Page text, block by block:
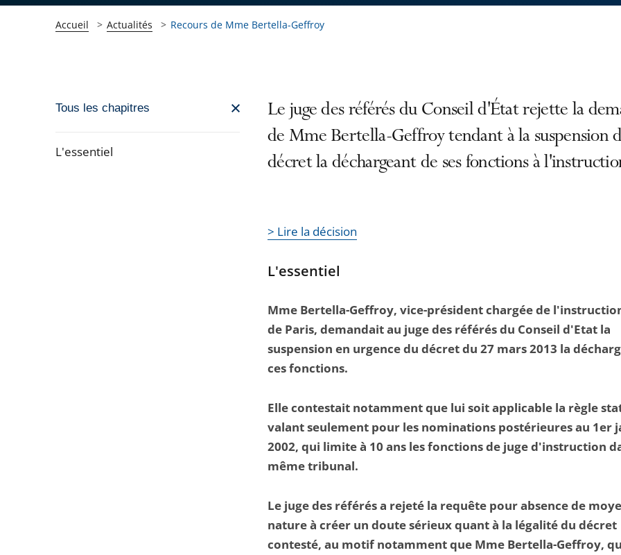
Accueil Actualités Recours de Mme Bertella-Geffroy
Passer
navigation
Tous les chapitres
L'essentiel
Le juge des référés du Conseil d'État rejette la
de Mme Bertella-Geffroy tendant à la suspension
décret la déchargeant de ses fonctions à
> Lire la décision
L'essentiel
Mme Bertella-Geffroy, vice-président chargée de
de Paris, demandait au juge des référés du Conseil d'Etat la
suspension en urgence du décret du 27 mars 2013 la
ces fonctions.
Elle contestait notamment que lui soit applicable la règle
valant seulement pour les nominations postérieures au 1er
2002, qui limite à 10 ans les fonctions de juge d'instruction
même tribunal.
Le juge des référés a rejeté la requête pour absence de
nature à créer un doute sérieux quant à la légalité du décret
contesté, au motif notamment que Mme Bertella-Geffroy,